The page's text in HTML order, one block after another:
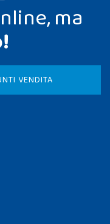
ma
VENDITA